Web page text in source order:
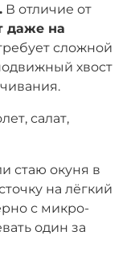
В отличие от
даже на
сложной
хвост
салат,
стаю окуня в
на лёгкий
с микро-
один за